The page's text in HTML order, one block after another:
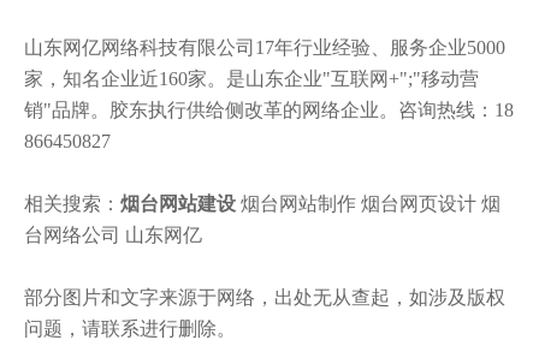
山东网亿网络科技有限公司17年行业经验、服务企业5000
家，知名企业近160家。是山东企业"互联网+";"移动营
销"品牌。胶东执行供给侧改革的网络企业。咨询热线：18
866450827
相关搜索： 烟台网站建设 烟台网站制作 烟台网页设计 烟
台网络公司 山东网亿
部分图片和文字来源于网络，出处无从查起，如涉及版权
问题，请联系进行删除。